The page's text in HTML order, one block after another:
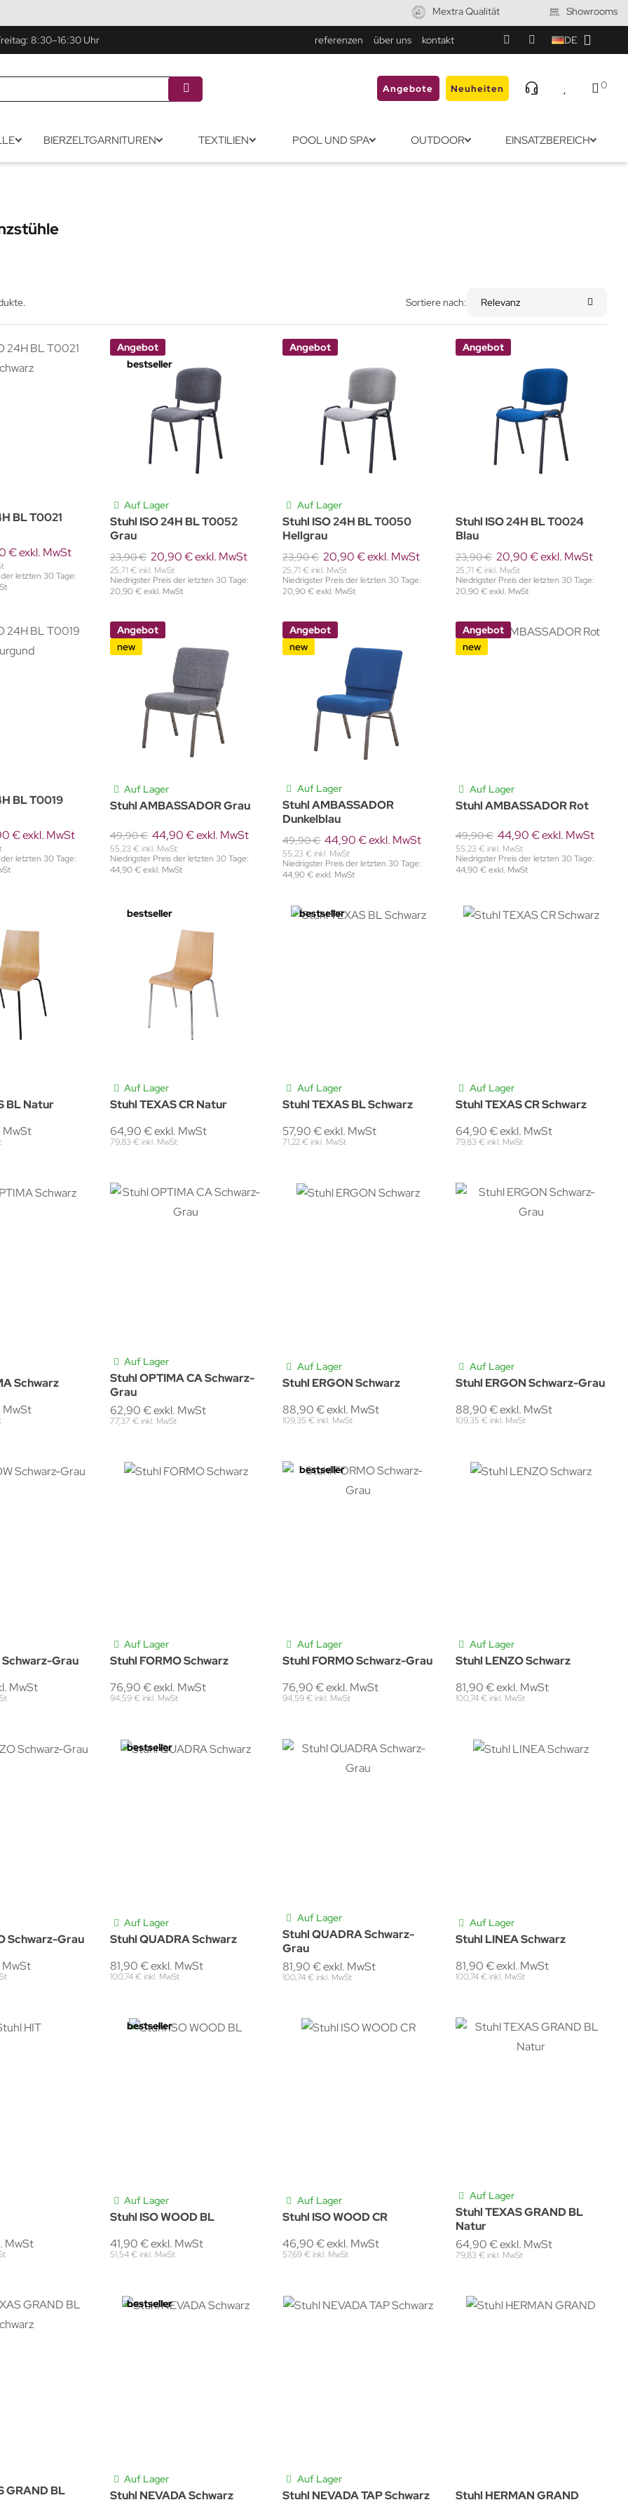
Mextra Qualität Showrooms
8:30–16:30 Uhr referenzen über uns kontakt DE
Angebote Neuheiten 0
BIERZELTGARNITUREN TEXTILIEN POOL UND SPA OUTDOOR EINSATZBEREICH
Sortiere nach: Relevanz
BL T0021
€ exkl. MwSt
letzten 30 Tage:
Angebot
bestseller
Auf Lager
Stuhl ISO 24H BL T0052
Grau
23,90 € 20,90 € exkl. MwSt
25,71 € inkl. MwSt
Niedrigster Preis der letzten 30 Tage:
20,90 € exkl. MwSt
Angebot
Auf Lager
Stuhl ISO 24H BL T0050
Hellgrau
23,90 € 20,90 € exkl. MwSt
25,71 € inkl. MwSt
Niedrigster Preis der letzten 30 Tage:
20,90 € exkl. MwSt
Angebot
Stuhl ISO 24H BL T0024
Blau
23,90 € 20,90 € exkl. MwSt
25,71 € inkl. MwSt
Niedrigster Preis der letzten 30 Tage:
20,90 € exkl. MwSt
BL T0019
€ exkl. MwSt
letzten 30 Tage:
Angebot
new
Auf Lager
Stuhl AMBASSADOR Grau
49,90 € 44,90 € exkl. MwSt
55,23 € inkl. MwSt
Niedrigster Preis der letzten 30 Tage:
44,90 € exkl. MwSt
Angebot
new
Auf Lager
Stuhl AMBASSADOR
Dunkelblau
49,90 € 44,90 € exkl. MwSt
55,23 € inkl. MwSt
Niedrigster Preis der letzten 30 Tage:
44,90 € exkl. MwSt
Angebot
new
Auf Lager
Stuhl AMBASSADOR Rot
49,90 € 44,90 € exkl. MwSt
55,23 € inkl. MwSt
Niedrigster Preis der letzten 30 Tage:
44,90 € exkl. MwSt
BL Natur
MwSt
bestseller
Auf Lager
Stuhl TEXAS CR Natur
64,90 € exkl. MwSt
79,83 € inkl. MwSt
bestseller
Auf Lager
Stuhl TEXAS BL Schwarz
57,90 € exkl. MwSt
71,22 € inkl. MwSt
Auf Lager
Stuhl TEXAS CR Schwarz
64,90 € exkl. MwSt
79,83 € inkl. MwSt
Schwarz
MwSt
Auf Lager
Stuhl OPTIMA CA Schwarz-
Grau
62,90 € exkl. MwSt
77,37 € inkl. MwSt
Auf Lager
Stuhl ERGON Schwarz
88,90 € exkl. MwSt
109,35 € inkl. MwSt
Auf Lager
Stuhl ERGON Schwarz-Grau
88,90 € exkl. MwSt
109,35 € inkl. MwSt
Schwarz-Grau
MwSt
Auf Lager
Stuhl FORMO Schwarz
76,90 € exkl. MwSt
94,59 € inkl. MwSt
bestseller
Auf Lager
Stuhl FORMO Schwarz-Grau
76,90 € exkl. MwSt
94,59 € inkl. MwSt
Auf Lager
Stuhl LENZO Schwarz
81,90 € exkl. MwSt
100,74 € inkl. MwSt
Schwarz-Grau
MwSt
bestseller
Auf Lager
Stuhl QUADRA Schwarz
81,90 € exkl. MwSt
100,74 € inkl. MwSt
Auf Lager
Stuhl QUADRA Schwarz-
Grau
81,90 € exkl. MwSt
100,74 € inkl. MwSt
Auf Lager
Stuhl LINEA Schwarz
81,90 € exkl. MwSt
100,74 € inkl. MwSt
MwSt
bestseller
Auf Lager
Stuhl ISO WOOD BL
41,90 € exkl. MwSt
51,54 € inkl. MwSt
Auf Lager
Stuhl ISO WOOD CR
46,90 € exkl. MwSt
57,69 € inkl. MwSt
Auf Lager
Stuhl TEXAS GRAND BL
Natur
64,90 € exkl. MwSt
79,83 € inkl. MwSt
GRAND BL
bestseller
Auf Lager
Stuhl NEVADA Schwarz
Auf Lager
Stuhl NEVADA TAP Schwarz Stuhl HERMAN GRAND